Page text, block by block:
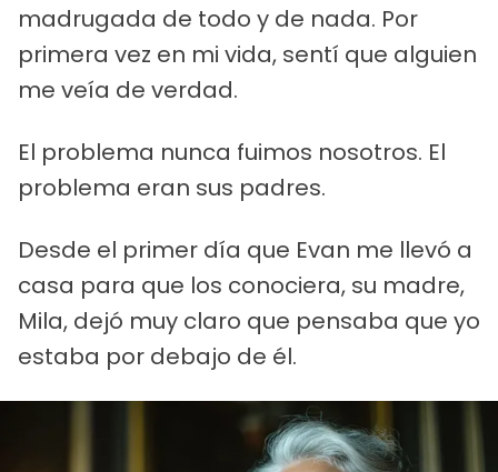
madrugada de todo y de nada. Por
primera vez en mi vida, sentí que alguien
me veía de verdad.
El problema nunca fuimos nosotros. El
problema eran sus padres.
Desde el primer día que Evan me llevó a
casa para que los conociera, su madre,
Mila, dejó muy claro que pensaba que yo
estaba por debajo de él.